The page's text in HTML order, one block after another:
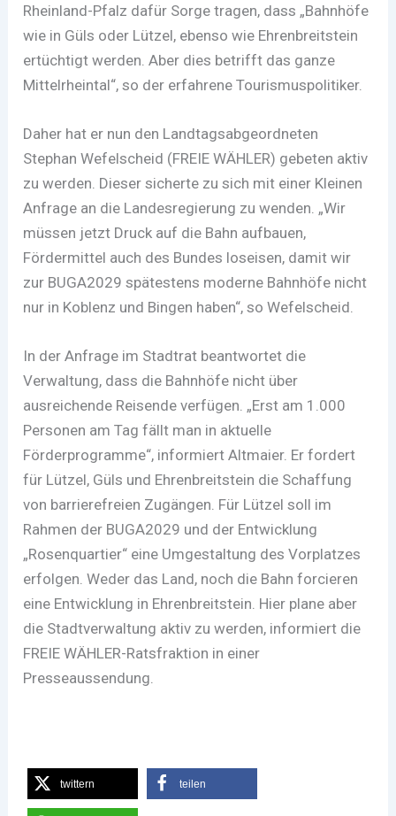
Rheinland-Pfalz dafür Sorge tragen, dass „Bahnhöfe
wie in Güls oder Lützel, ebenso wie Ehrenbreitstein
ertüchtigt werden. Aber dies betrifft das ganze
Mittelrheintal“, so der erfahrene Tourismuspolitiker.
Daher hat er nun den Landtagsabgeordneten
Stephan Wefelscheid (FREIE WÄHLER) gebeten aktiv
zu werden. Dieser sicherte zu sich mit einer Kleinen
Anfrage an die Landesregierung zu wenden. „Wir
müssen jetzt Druck auf die Bahn aufbauen,
Fördermittel auch des Bundes loseisen, damit wir
zur BUGA2029 spätestens moderne Bahnhöfe nicht
nur in Koblenz und Bingen haben“, so Wefelscheid.
In der Anfrage im Stadtrat beantwortet die
Verwaltung, dass die Bahnhöfe nicht über
ausreichende Reisende verfügen. „Erst am 1.000
Personen am Tag fällt man in aktuelle
Förderprogramme“, informiert Altmaier. Er fordert
für Lützel, Güls und Ehrenbreitstein die Schaffung
von barrierefreien Zugängen. Für Lützel soll im
Rahmen der BUGA2029 und der Entwicklung
„Rosenquartier“ eine Umgestaltung des Vorplatzes
erfolgen. Weder das Land, noch die Bahn forcieren
eine Entwicklung in Ehrenbreitstein. Hier plane aber
die Stadtverwaltung aktiv zu werden, informiert die
FREIE WÄHLER-Ratsfraktion in einer
Presseaussendung.
twittern teilen